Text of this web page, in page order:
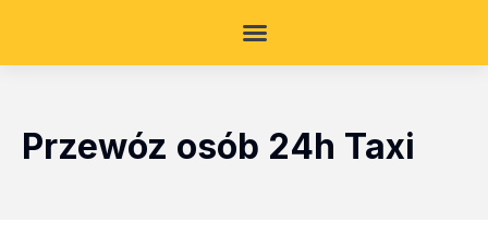
Przewóz osób 24h Taxi